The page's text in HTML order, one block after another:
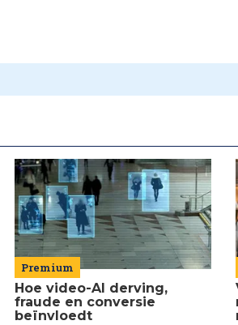
Premium
Hoe video-AI derving,
fraude en conversie
beïnvloedt